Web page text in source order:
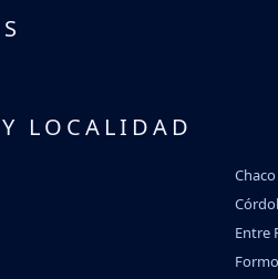
LOCALIDAD
Chaco
Entre